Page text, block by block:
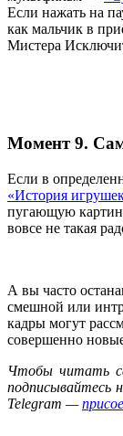
Если нажать на
как мальчик в
Мистера
Момент 9.
Если в
«История
пугающую
вовсе не такая
А вы часто
смешной или
кадры могут
совершенно
Чтобы читать
подписывайтесь
Telegram —